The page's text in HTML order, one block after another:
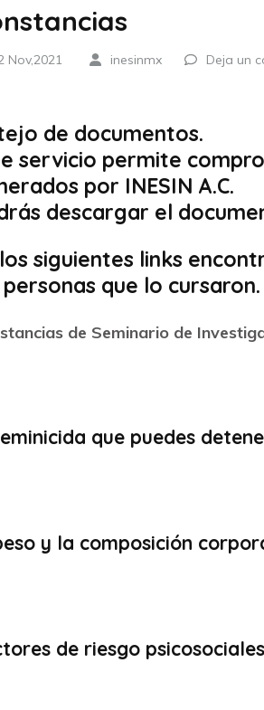
Nov,2021 inesinmx Deja un
de documentos.
servicio permite
por INESIN A.C.
descargar el
los siguientes links
personas que lo cursaron.
de Seminario de
que puedes
y la composición
de riesgo